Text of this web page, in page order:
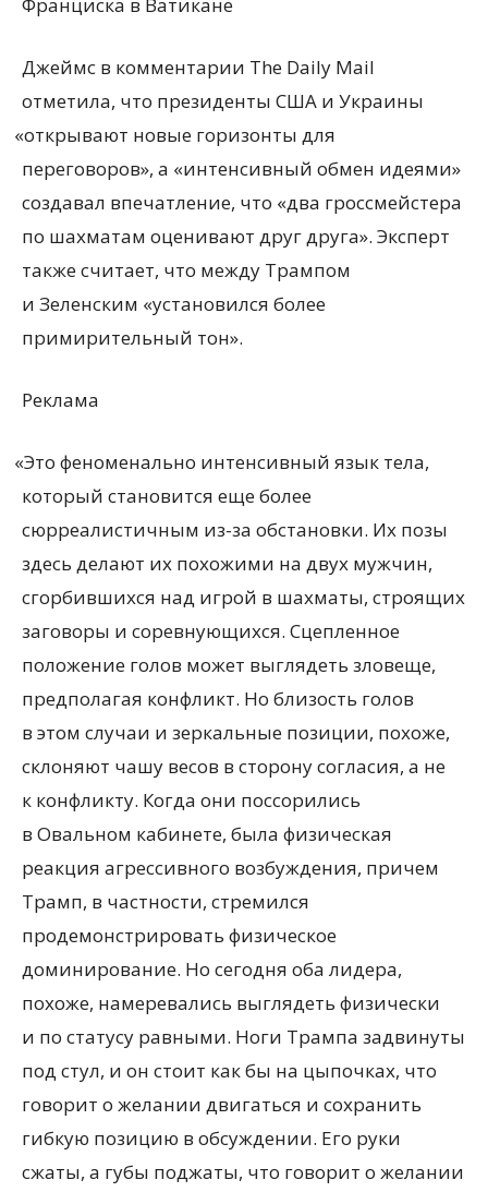
Франциска в Ватикане
Джеймс в комментарии The Daily Mail
отметила, что президенты США и Украины
«открывают новые горизонты для
переговоров», а «интенсивный обмен идеями»
создавал впечатление, что «два гроссмейстера
по шахматам оценивают друг друга». Эксперт
также считает, что между Трампом
и Зеленским «установился более
примирительный тон».
Реклама
«Это феноменально интенсивный язык тела,
который становится еще более
сюрреалистичным из-за обстановки. Их позы
здесь делают их похожими на двух мужчин,
сгорбившихся над игрой в шахматы, строящих
заговоры и соревнующихся. Сцепленное
положение голов может выглядеть зловеще,
предполагая конфликт. Но близость голов
в этом случаи и зеркальные позиции, похоже,
склоняют чашу весов в сторону согласия, а не
к конфликту. Когда они поссорились
в Овальном кабинете, была физическая
реакция агрессивного возбуждения, причем
Трамп, в частности, стремился
продемонстрировать физическое
доминирование. Но сегодня оба лидера,
похоже, намеревались выглядеть физически
и по статусу равными. Ноги Трампа задвинуты
под стул, и он стоит как бы на цыпочках, что
говорит о желании двигаться и сохранить
гибкую позицию в обсуждении. Его руки
сжаты, а губы поджаты, что говорит о желании